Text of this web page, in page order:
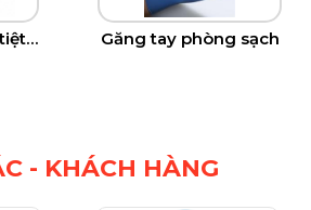
Găng tay phòng sạch
- KHÁCH HÀNG